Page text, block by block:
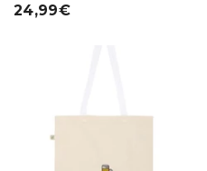
24,99€